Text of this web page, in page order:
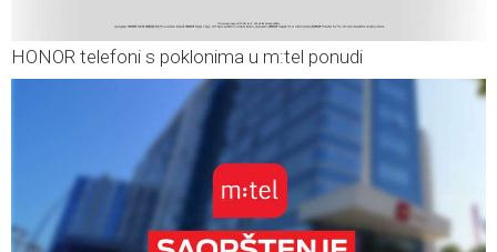
HONOR telefoni s poklonima u m:tel ponudi